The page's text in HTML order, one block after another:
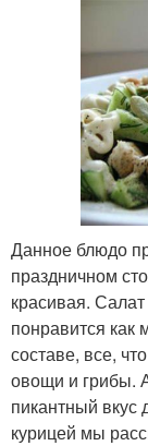
Данное блюдо
праздничном
красивая.
понравится
составе, все,
овощи и грибы.
пикантный вкус
курицей мы